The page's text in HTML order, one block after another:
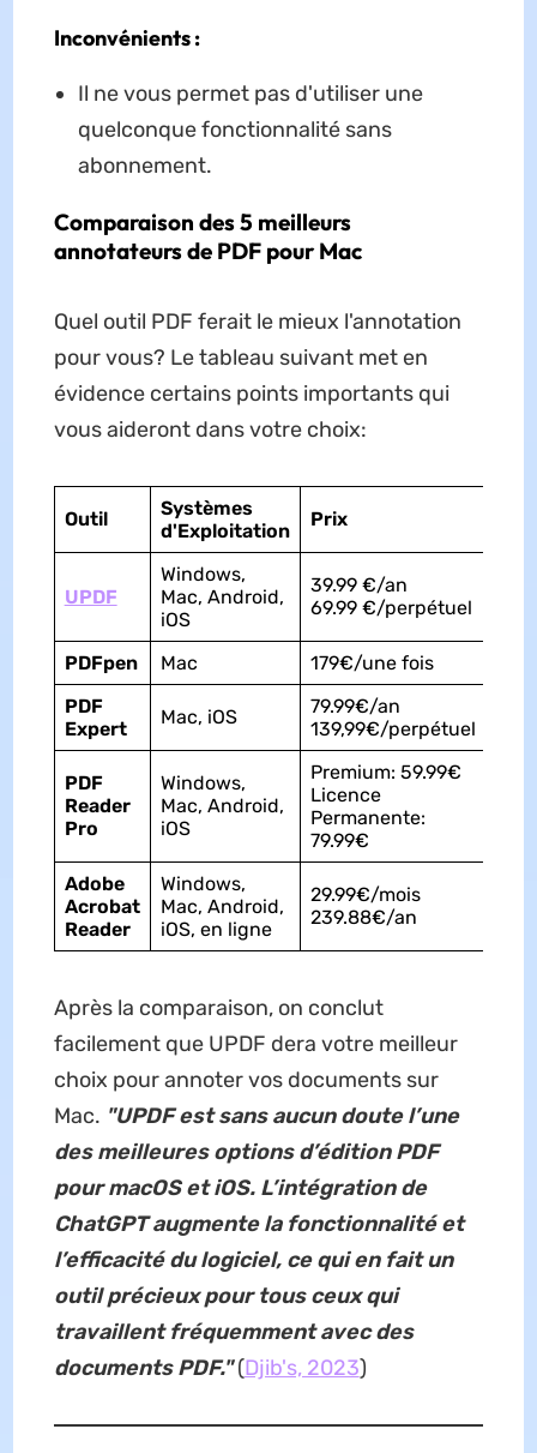
Inconvénients :
Il ne vous permet pas d'utiliser une
quelconque fonctionnalité sans
abonnement.
Comparaison des 5 meilleurs
annotateurs de PDF pour Mac
Quel outil PDF ferait le mieux l'annotation
pour vous? Le tableau suivant met en
évidence certains points importants qui
vous aideront dans votre choix:
Outil
Systèmes
d'Exploitation
Prix
UPDF
Windows,
Mac, Android,
iOS
39.99 €/an
69.99 €/perpétuel
PDFpen Mac 179€/une fois
PDF
Expert
Mac, iOS
79.99€/an
139,99€/perpétuel
PDF
Reader
Pro
Windows,
Mac, Android,
iOS
Premium: 59.99€
Licence
Permanente:
79.99€
Adobe
Acrobat
Reader
Windows,
Mac, Android,
iOS, en ligne
29.99€/mois
239.88€/an
Après la comparaison, on conclut
facilement que UPDF dera votre meilleur
choix pour annoter vos documents sur
Mac. "UPDF est sans aucun doute l’une
des meilleures options d’édition PDF
pour macOS et iOS. L’intégration de
ChatGPT augmente la fonctionnalité et
l’efficacité du logiciel, ce qui en fait un
outil précieux pour tous ceux qui
travaillent fréquemment avec des
documents PDF."(Djib's, 2023)